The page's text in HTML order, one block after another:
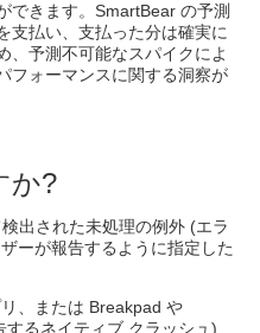
できます。SmartBear の予測
支払い、支払った分は確実に
、予測不可能なスパイクによ
フォーマンスに関する洞察が
か?
出された未処理の例外 (エラ
ーが報告するように指定した
、または Breakpad や
るネイティブ クラッシュ)